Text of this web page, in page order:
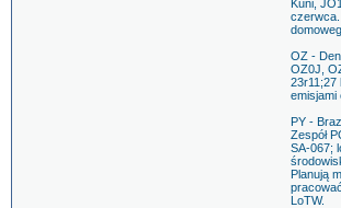
Kuni,
czerwca.
OZ -
OZ0J,
23r11;27
emisjami
PY -
Zespół
SA-067;
Planują
LoTW.